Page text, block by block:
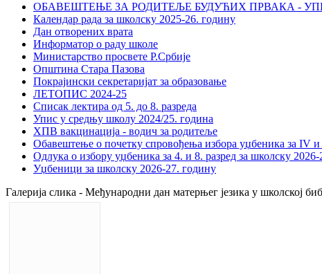
ОБАВЕШТЕЊЕ ЗА РОДИТЕЉЕ БУДУЋИХ ПРВАКА -
Календар рада за школску 2025-26. годину
Дан отворених врата
Информатор о раду школе
Министарство просвете Р.Србије
Општина Стара Пазова
Покрајински секретаријат за образовање
ЛЕТОПИС 2024-25
Списак лектира од 5. до 8. разреда
Упис у средњу школу 2024/25. година
ХПВ вакцинација - водич за родитеље
Обавештење о почетку спровођења избора уџбеника за IV
Одлука о избору уџбеника за 4. и 8. разред за школску
Уџбеници за школску 2026-27. годину
Галерија слика - Међународни дан матерњег језика у школској